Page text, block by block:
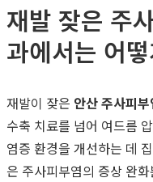
재발 잦은 주
과에서는 어
재발이 잦은 안산 주사피부
수축 치료를 넘어 여드름
염증 환경을 개선하는 데
은 주사피부염의 증상 완